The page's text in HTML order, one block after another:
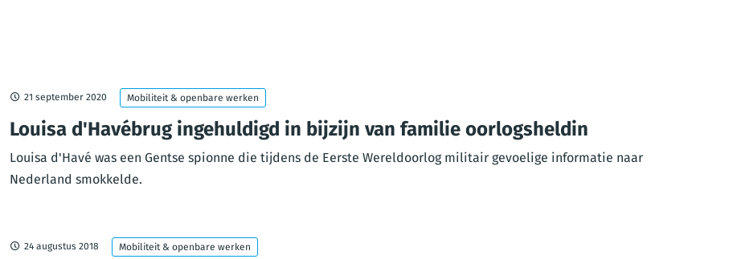
21 september 2020 Mobiliteit & openbare werken
Louisa d'Havébrug ingehuldigd in bijzijn van familie oorlogsheldin
Louisa d'Havé was een Gentse spionne die tijdens de Eerste Wereldoorlog militair gevoelige informatie naar
Nederland smokkelde.
24 augustus 2018 Mobiliteit & openbare werken